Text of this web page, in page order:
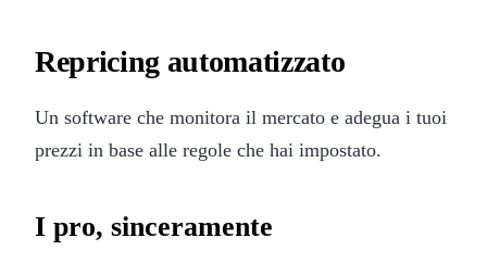
Repricing automatizzato
Un software che monitora il mercato e adegua i tuoi
prezzi in base alle regole che hai impostato.
I pro, sinceramente